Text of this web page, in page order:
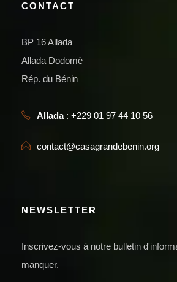
CONTACT
BP 16 Allada
Allada Dodomè
Rép. du Bénin
Allada: +229 01 97 44 10 56
contact@casagrandebenin.org
NEWSLETTER
Inscrivez-vous à notre bulletin
manquer.